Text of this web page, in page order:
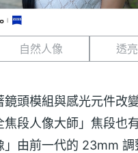
自然人像 透
鏡頭模組與感光元件改
焦段人像大師」焦段也
」由前一代的 23mm